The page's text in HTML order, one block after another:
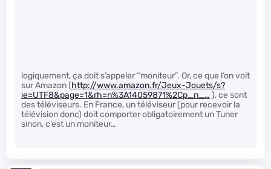
logiquement, ça doit s’appeler “moniteur”. Or, ce que l’on voit
sur Amazon (http://www.amazon.fr/Jeux-Jouets/s?
ie=UTF8&page=1&rh=n%3A14059871%2Cp_n_… ), ce sont
des téléviseurs. En France, un téléviseur (pour recevoir la
télévision donc) doit comporter obligatoirement un Tuner
sinon, c’est un moniteur…